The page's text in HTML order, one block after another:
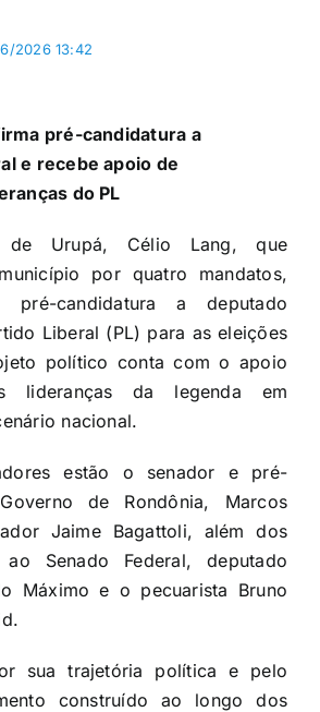
2026 13:42
pré-candidatura a
e recebe apoio de
do PL
de Urupá, Célio Lang, que
por quatro mandatos,
pré-candidatura a deputado
Liberal (PL) para as eleições
político conta com o apoio
lideranças da legenda em
nacional.
estão o senador e pré-
de Rondônia, Marcos
Jaime Bagattoli, além dos
ao Senado Federal, deputado
Máximo e o pecuarista Bruno
sua trajetória política e pelo
construído ao longo dos